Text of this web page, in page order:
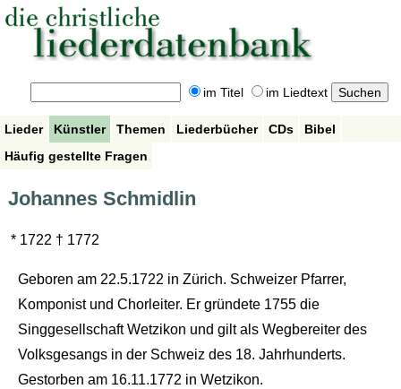
im Titel im Liedtext
Lieder Künstler Themen Liederbücher CDs
Bibel
Häufig gestellte Fragen
Johannes Schmidlin
* 1722 † 1772
Geboren am 22.5.1722 in Zürich. Schweizer Pfarrer,
Komponist und Chorleiter. Er gründete 1755 die
Singgesellschaft Wetzikon und gilt als Wegbereiter des
Volksgesangs in der Schweiz des 18. Jahrhunderts.
Gestorben am 16.11.1772 in Wetzikon.